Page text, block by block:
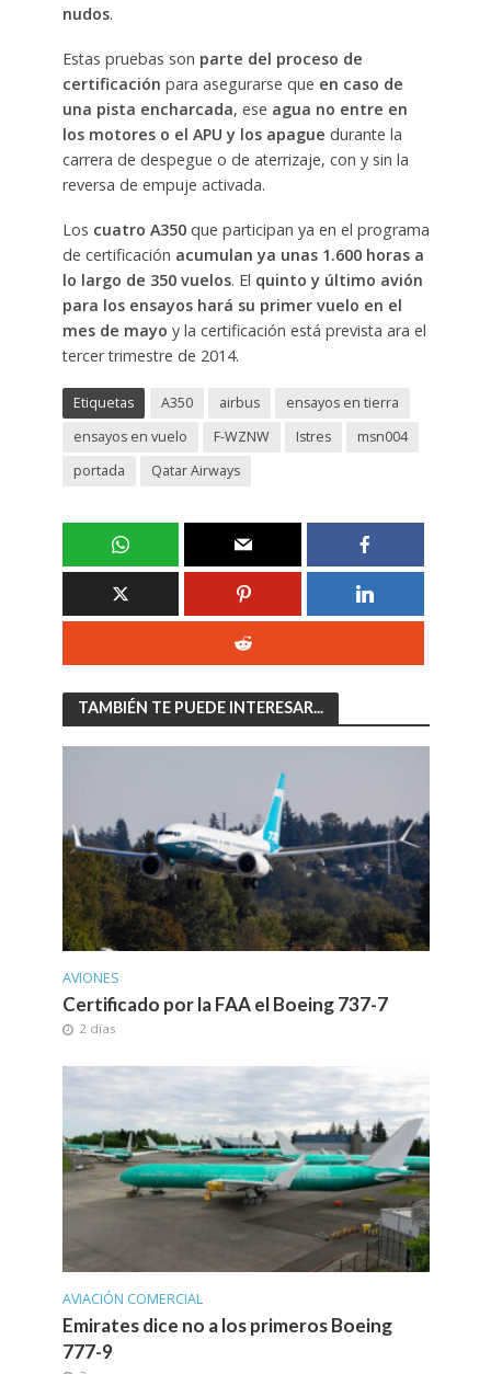
nudos.
Estas pruebas son parte del proceso de
certificación para asegurarse que en caso de
una pista encharcada, ese agua no entre en
los motores o el APU y los apague durante la
carrera de despegue o de aterrizaje, con y sin la
reversa de empuje activada.
Los cuatro A350que participan ya en el programa
de certificación acumulan ya unas 1.600 horas a
lo largo de 350 vuelos. El quinto y último avión
para los ensayos hará su primer vuelo en el
mes de mayo y la certificación está prevista ara el
tercer trimestre de 2014.
Etiquetas A350 airbus
ensayos en tierra
ensayos en vuelo
F-WZNW Istres
msn004
portada
Qatar Airways
TAMBIÉN TE PUEDE INTERESAR...
AVIONES
Certificado por la FAA el Boeing 737-7
2 días
AVIACIÓN COMERCIAL
Emirates dice no a los primeros Boeing
777-9